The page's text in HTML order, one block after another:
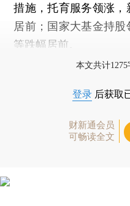
措施，托育服务领涨
居前；国家大基金持
等跌幅居前。
本文共计
登录 后获取
财新通会员
可畅读全文